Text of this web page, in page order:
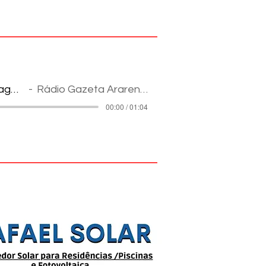
na Internet: informação e
Reportagem Rádio Gazeta Ararense
00:00 / 01:04